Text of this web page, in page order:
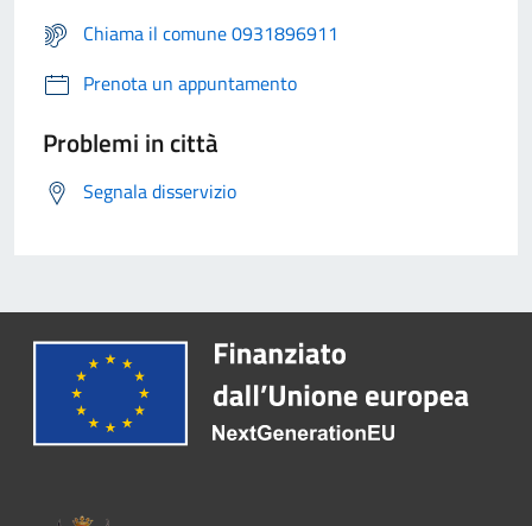
Chiama il comune 0931896911
Prenota un appuntamento
Problemi in città
Segnala disservizio